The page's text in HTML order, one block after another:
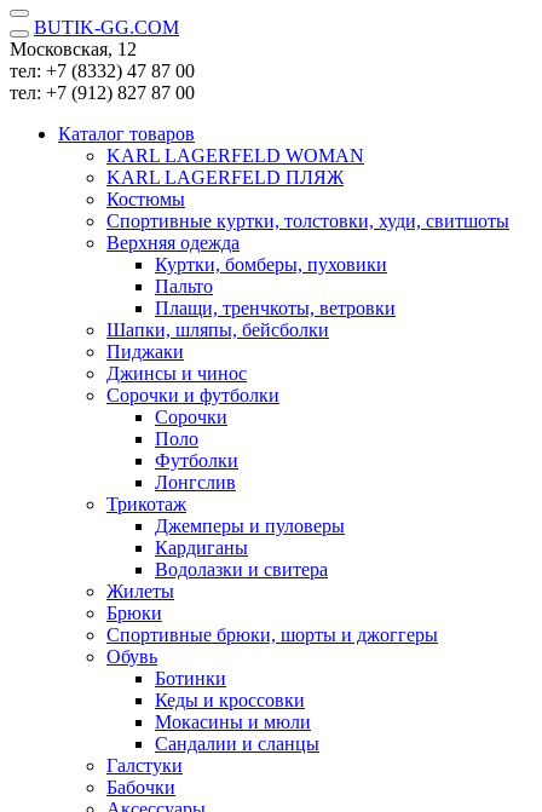
BUTIK-GG.COM
Московская, 12
тел: +7 (8332) 47 87 00
тел: +7 (912) 827 87 00
Каталог товаров
KARL LAGERFELD WOMAN
KARL LAGERFELD ПЛЯЖ
Костюмы
Спортивные куртки, толстовки, худи, свитшоты
Верхняя одежда
Куртки, бомберы, пуховики
Пальто
Плащи, тренчкоты, ветровки
Шапки, шляпы, бейсболки
Пиджаки
Джинсы и чинос
Сорочки и футболки
Сорочки
Поло
Футболки
Лонгслив
Трикотаж
Джемперы и пуловеры
Кардиганы
Водолазки и свитера
Жилеты
Брюки
Спортивные брюки, шорты и джоггеры
Обувь
Ботинки
Кеды и кроссовки
Мокасины и мюли
Сандалии и сланцы
Галстуки
Бабочки